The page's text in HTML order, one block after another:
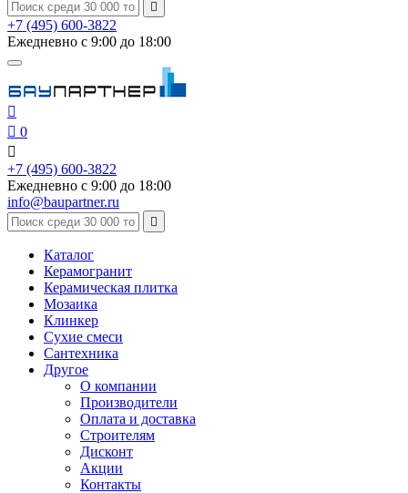

+7 (495) 600-3822
Ежедневно с 9:00 до 18:00

 0

+7 (495) 600-3822
Ежедневно с 9:00 до 18:00
info@baupartner.ru

Каталог
Керамогранит
Керамическая плитка
Мозаика
Клинкер
Сухие смеси
Сантехника
Другое
О компании
Производители
Оплата и доставка
Строителям
Дисконт
Акции
Контакты